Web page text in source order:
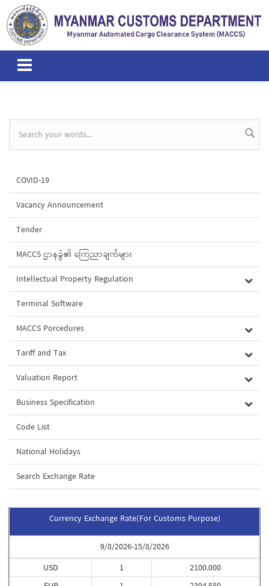
Skip to main content
Search form
COVID-19
Vacancy Announcement
Tender
MACCS ဌာနခွဲ၏ ကြေညာချက်များ
Intellectual Property Regulation
Terminal Software
MACCS Porcedures
Tariff and Tax
Valuation Report
Business Specification
Code List
National Holidays
Search Exchange Rate
Currency Exchange Rate(For Customs Purpose)
9/8/2026-15/8/2026
USD
1
2100.000